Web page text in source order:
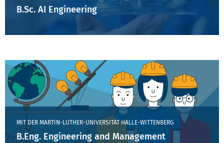
B.Sc. AI Engineering
MIT DER MARTIN-LUTHER-UNIVERSITÄT HALLE-WITTENBERG
B.Eng. Engineering and Management